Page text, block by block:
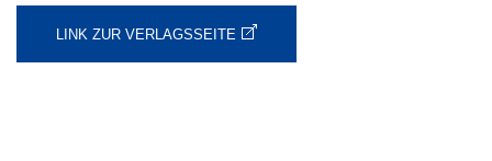
LINK ZUR VERLAGSSEITE